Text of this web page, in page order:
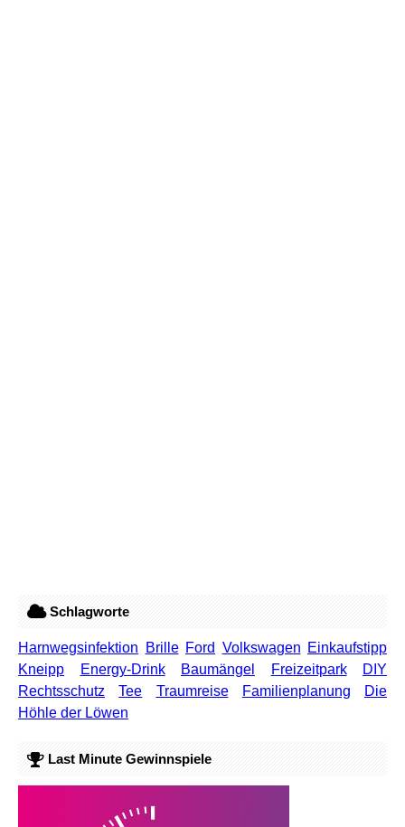
Schlagworte
Harnwegsinfektion Brille Ford Volkswagen Einkaufstipp
Kneipp
Energy-Drink Baumängel Freizeitpark
DIY
Rechtsschutz
Tee Traumreise Familienplanung
Die
Höhle der Löwen
Last Minute Gewinnspiele